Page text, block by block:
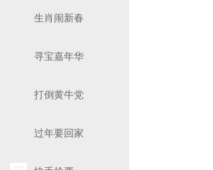
生肖闹新春
寻宝嘉年华
打倒黄牛党
过年要回家